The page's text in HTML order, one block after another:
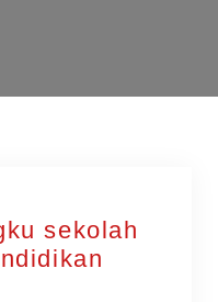
sekolah